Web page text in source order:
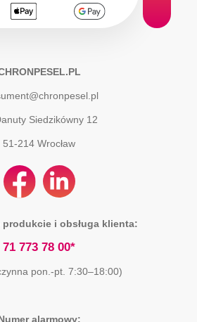
Siedzikówny 12
51-214 Wrocław
produkcie i obsługa klienta:
71 773 78 00*
pon.-pt. 7:30–18:00)
alarmowy: